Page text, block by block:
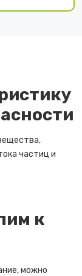
частиц и
к
можно